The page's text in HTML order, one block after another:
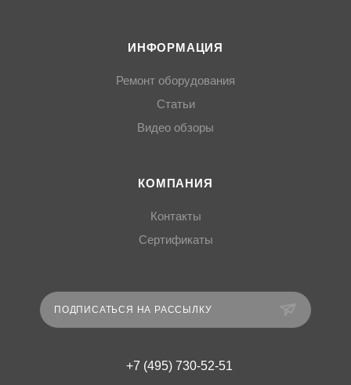
ИНФОРМАЦИЯ
Ремонт оборудования
Статьи
Видео обзоры
КОМПАНИЯ
Контакты
Сертификаты
ПОДПИСАТЬСЯ НА РАССЫЛКУ
+7 (495) 730-52-51